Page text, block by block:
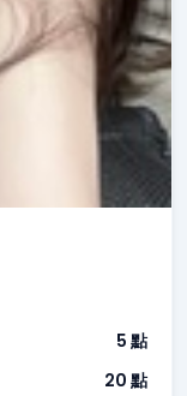
5 點
20 點